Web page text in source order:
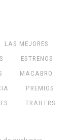
LAS MEJORES
ESTRENOS
MACABRO
PREMIOS
TRAILERS